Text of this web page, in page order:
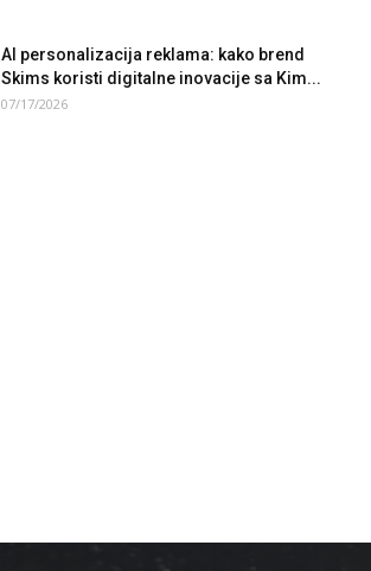
AI personalizacija reklama: kako brend
Skims koristi digitalne inovacije sa Kim...
07/17/2026